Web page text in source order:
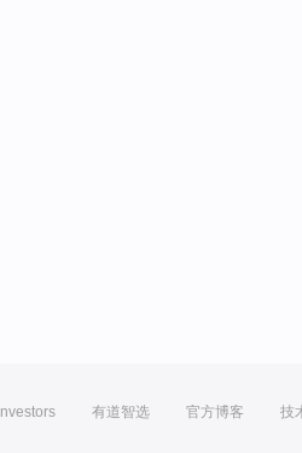
Investors 有道智选 官方博客 技